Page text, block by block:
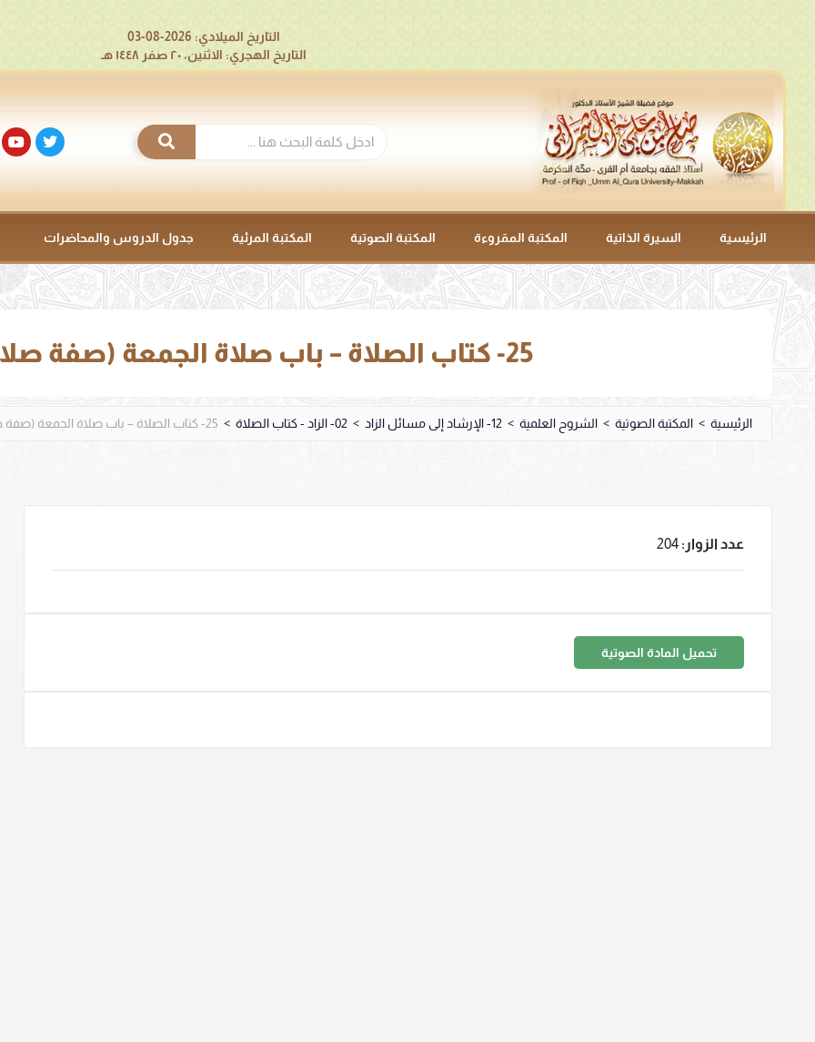
التاريخ الميلادي: 2026-08-03
التاريخ الهجري: الاثنين، ٢٠ صفر ١٤٤٨ هـ
الرئيسية السيرة الذاتية المكتبة المقروءة المكتبة الصوتية المكتبة المرئية جدول الدروس والمحاضرات
25- كتاب الصلاة – باب صلاة الجمعة (صفة صلاة الجمعة).
الرئيسية > المكتبة الصوتية > الشروح العلمية > 12- الإرشاد إلى مسائل الزاد > 02- الزاد - كتاب الصلاة > 25- كتاب الصلاة – باب صلاة الجمعة (صفة صلاة الجمعة).
عدد الزوار:204
تحميل المادة الصوتية